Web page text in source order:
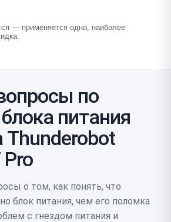
— применяется одна, наиболее
по
питания
Thunderobot
Pro
о том, как понять, что
блок питания, чем его поломка
с гнездом питания и